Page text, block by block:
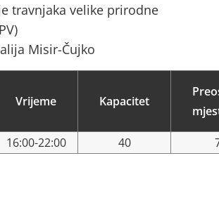
travnjaka velike prirodne
Misir-Čujko
Vrijeme Kapacitet
16:00-22:00 40